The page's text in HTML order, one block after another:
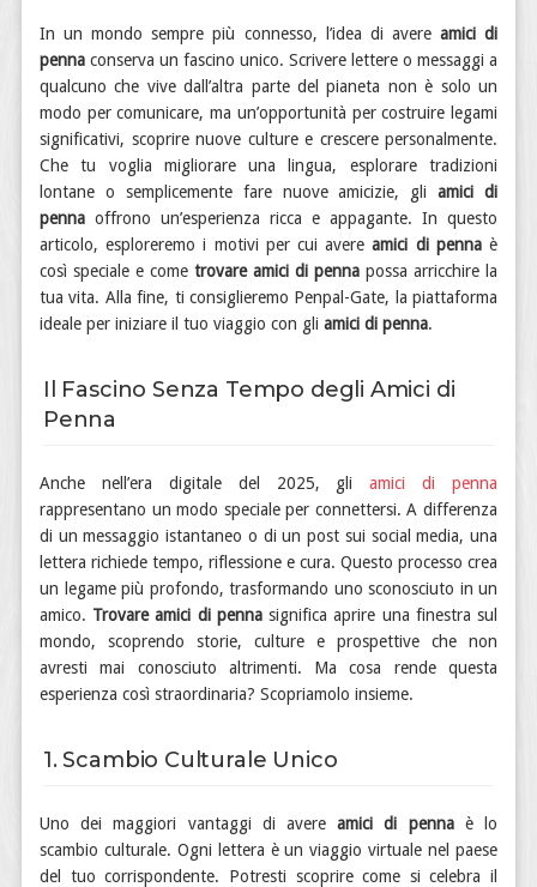
In un mondo sempre più connesso, l’idea di avere amici di
penna conserva un fascino unico. Scrivere lettere o messaggi a
qualcuno che vive dall’altra parte del pianeta non è solo un
modo per comunicare, ma un’opportunità per costruire legami
significativi, scoprire nuove culture e crescere personalmente.
Che tu voglia migliorare una lingua, esplorare tradizioni
lontane o semplicemente fare nuove amicizie, gliamici di
penna offrono un’esperienza ricca e appagante. In questo
articolo, esploreremo i motivi per cui avereamici di pennaè
così speciale e come trovare amici di penna possa arricchire la
tua vita. Alla fine, ti consiglieremo Penpal-Gate, la piattaforma
ideale per iniziare il tuo viaggio con gli amici di penna.
Il Fascino Senza Tempo degli Amici di
Penna
Anche nell’era digitale del 2025, gliamici di penna
rappresentano un modo speciale per connettersi. A differenza
di un messaggio istantaneo o di un post sui social media, una
lettera richiede tempo, riflessione e cura. Questo processo crea
un legame più profondo, trasformando uno sconosciuto in un
amico. Trovare amici di pennasignifica aprire una finestra sul
mondo, scoprendo storie, culture e prospettive che non
avresti mai conosciuto altrimenti. Ma cosa rende questa
esperienza così straordinaria? Scopriamolo insieme.
1. Scambio Culturale Unico
Uno dei maggiori vantaggi di avereamici di pennaè lo
scambio culturale. Ogni lettera è un viaggio virtuale nel paese
del tuo corrispondente. Potresti scoprire come si celebra il